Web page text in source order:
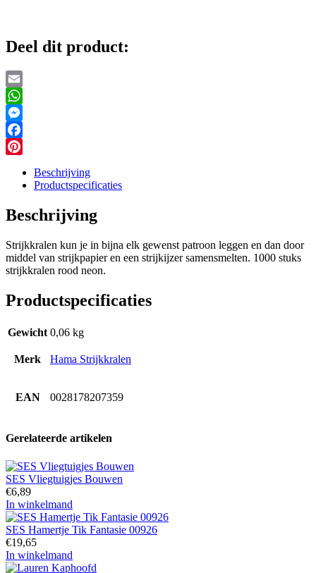
Deel dit product:
Email
WhatsApp
Messenger
Facebook
Beschrijving
Productspecificaties
Beschrijving
Strijkkralen kun je in bijna elk gewenst patroon leggen en dan door
middel van strijkpapier en een strijkijzer samensmelten. 1000 stuks
strijkkralen rood neon.
Productspecificaties
Gewicht 0,06 kg
Merk Hama Strijkkralen
EAN 0028178207359
Gerelateerde artikelen
SES Vliegtuigjes Bouwen
€6,89
In winkelmand
SES Hamertje Tik Fantasie 00926
€19,65
In winkelmand